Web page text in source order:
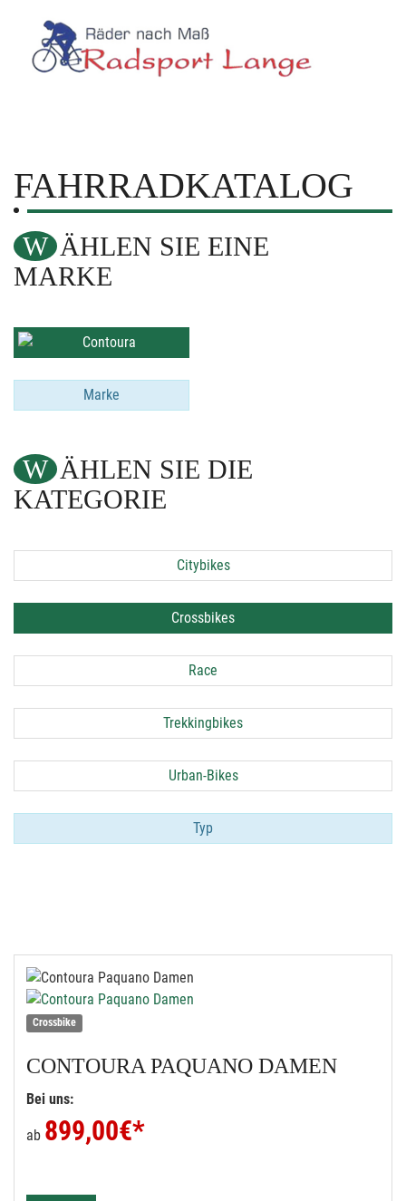
FAHRRADKATALOG
WÄHLEN SIE EINE
MARKE
Marke
WÄHLEN SIE DIE
KATEGORIE
Citybikes
Crossbikes
Race
Trekkingbikes
Urban-Bikes
Typ
Crossbike
CONTOURA PAQUANO DAMEN
Bei uns:
ab 899,00€*